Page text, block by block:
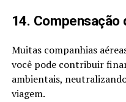
14. Compensação
Muitas companhias
você pode contribuir
ambientais,
viagem.